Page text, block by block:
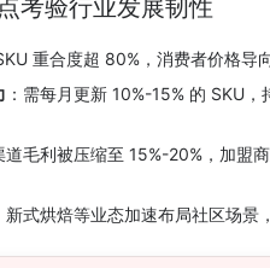
考验行业发展韧性
重合度超 80%，消费者价格导
：需每月更新 10%-15% 的 SKU
道毛利被压缩至 15%-20%，加盟
新式烘焙等业态加速布局社区场景